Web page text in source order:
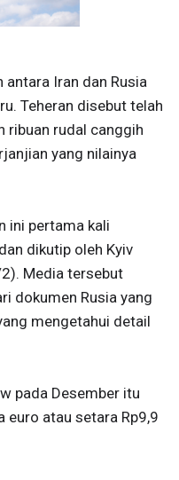
antara Iran dan Rusia
Teheran disebut telah
ribuan rudal canggih
yang nilainya
ini pertama kali
dikutip oleh Kyiv
Media tersebut
dokumen Rusia yang
mengetahui detail
pada Desember itu
atau setara Rp9,9